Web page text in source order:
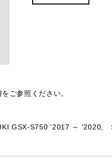
ご参照ください。
GSX-S750 '2017 ～ '2020,